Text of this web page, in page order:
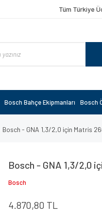
Tüm Türkiye
Bosch Bahçe Ekipmanları Bosch
Bosch - GNA 1,3/2,0 için Matris
Bosch - GNA 1,3/2,0
Bosch
4.870,80 TL